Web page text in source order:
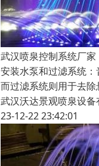
武汉喷泉控制系统厂
安装水泵和过滤系统
而过滤系统则用于去
武汉沃达景观喷泉设备
23-12-22 23:42:01